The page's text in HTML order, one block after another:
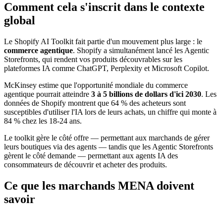
Comment cela s'inscrit dans le contexte
global
Le Shopify AI Toolkit fait partie d'un mouvement plus large : le
commerce agentique. Shopify a simultanément lancé les Agentic
Storefronts, qui rendent vos produits découvrables sur les
plateformes IA comme ChatGPT, Perplexity et Microsoft Copilot.
McKinsey estime que l'opportunité mondiale du commerce
agentique pourrait atteindre 3 à 5 billions de dollars d'ici 2030. Les
données de Shopify montrent que 64 % des acheteurs sont
susceptibles d'utiliser l'IA lors de leurs achats, un chiffre qui monte à
84 % chez les 18-24 ans.
Le toolkit gère le côté offre — permettant aux marchands de gérer
leurs boutiques via des agents — tandis que les Agentic Storefronts
gèrent le côté demande — permettant aux agents IA des
consommateurs de découvrir et acheter des produits.
Ce que les marchands MENA doivent
savoir